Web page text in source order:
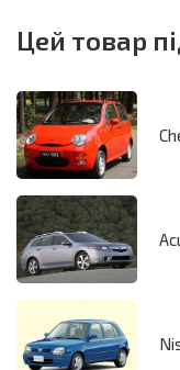
Цей товар